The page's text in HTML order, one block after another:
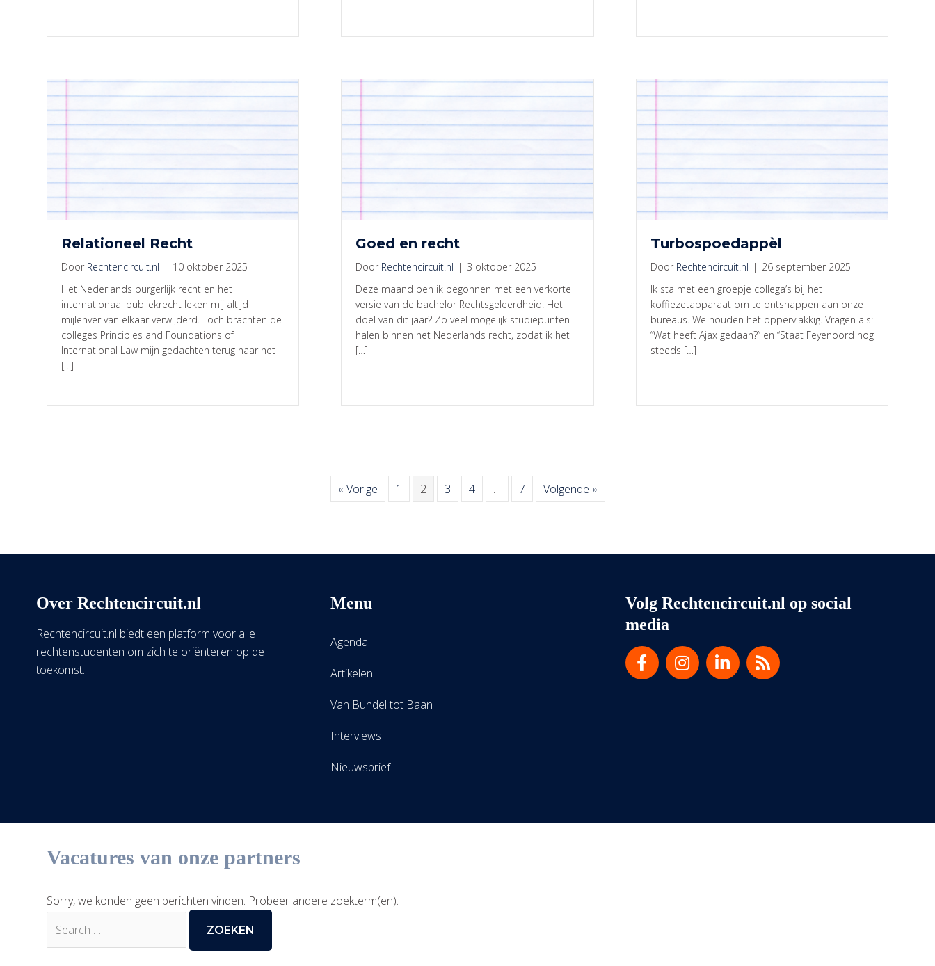
Relationeel Recht
Door Rechtencircuit.nl | 10 oktober 2025
Het Nederlands burgerlijk recht en het
internationaal publiekrecht leken mij altijd
mijlenver van elkaar verwijderd. Toch brachten de
colleges Principles and Foundations of
International Law mijn gedachten terug naar het
[…]
Goed en recht
Door Rechtencircuit.nl | 3 oktober 2025
Deze maand ben ik begonnen met een verkorte
versie van de bachelor Rechtsgeleerdheid. Het
doel van dit jaar? Zo veel mogelijk studiepunten
halen binnen het Nederlands recht, zodat ik het
[…]
Turbospoedappèl
Door Rechtencircuit.nl | 26 september 2025
Ik sta met een groepje collega’s bij het
koffiezetapparaat om te ontsnappen aan onze
bureaus. We houden het oppervlakkig. Vragen als:
“Wat heeft Ajax gedaan?” en “Staat Feyenoord nog
steeds […]
« Vorige 1 2 3 4 … 7 Volgende »
Over Rechtencircuit.nl
Rechtencircuit.nl biedt een platform voor alle
rechtenstudenten om zich te oriënteren op de
toekomst.
Menu
Agenda
Artikelen
Van Bundel tot Baan
Interviews
Nieuwsbrief
Volg Rechtencircuit.nl op social
media
Vacatures van onze partners
Sorry, we konden geen berichten vinden. Probeer andere zoekterm(en).
naar: